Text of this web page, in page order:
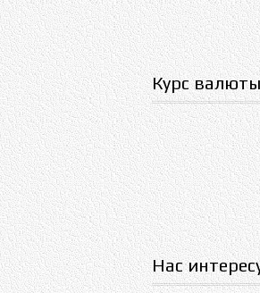
Курс валюты
Нас